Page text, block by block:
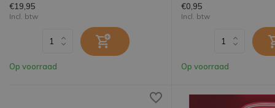
€19,95
Incl. btw
Op voorraad
€0,95
Incl. btw
Op voorraad